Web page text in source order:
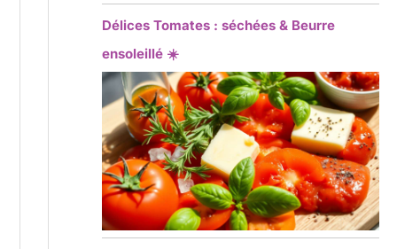
Délices Tomates : séchées & Beurre
ensoleillé ☀️